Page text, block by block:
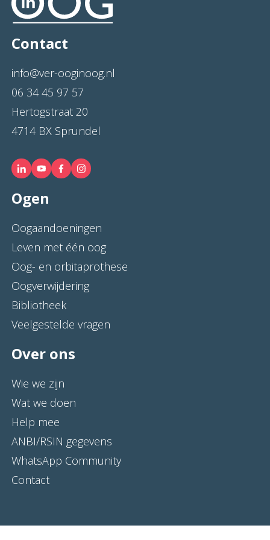
Contact
info@ver-ooginoog.nl
06 34 45 97 57
Hertogstraat 20
4714 BX Sprundel
Ogen
Oogaandoeningen
Leven met één oog
Oog- en orbitaprothese
Oogverwijdering
Bibliotheek
Veelgestelde vragen
Over ons
Wie we zijn
Wat we doen
Help mee
ANBI/RSIN gegevens
WhatsApp Community
Contact